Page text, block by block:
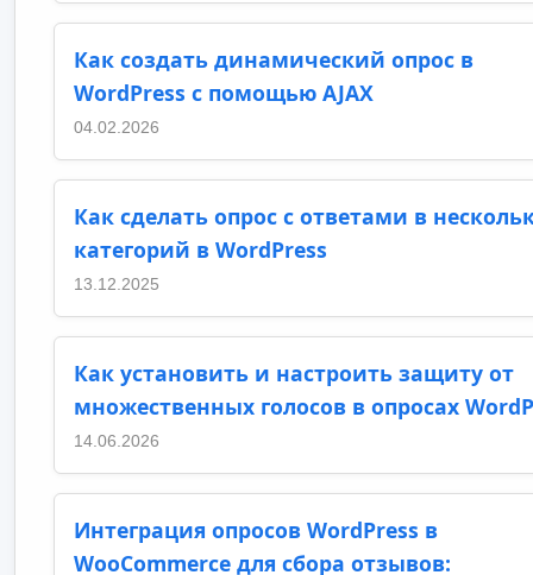
Как создать динамический опрос в
WordPress с помощью AJAX
04.02.2026
Как сделать опрос с ответами в
категорий в WordPress
13.12.2025
Как установить и настроить защиту от
множественных голосов в опросах
14.06.2026
Интеграция опросов WordPress в
WooCommerce для сбора отзывов: